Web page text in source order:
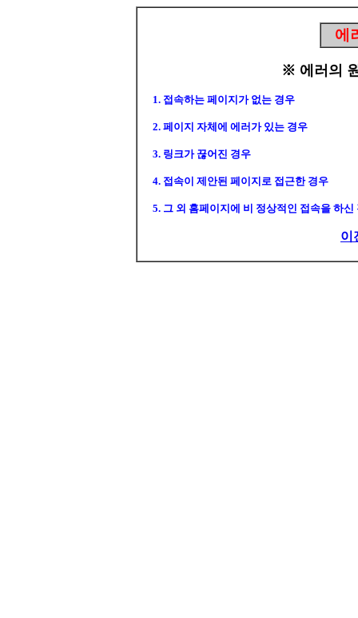
에
※ 에러의
1. 접속하는 페이지가 없는 경우
2. 페이지 자체에 에러가 있는 경우
3. 링크가 끊어진 경우
4. 접속이 제안된 페이지로 접근한 경우
5. 그 외 홈페이지에 비 정상적인 접속을 하신
이